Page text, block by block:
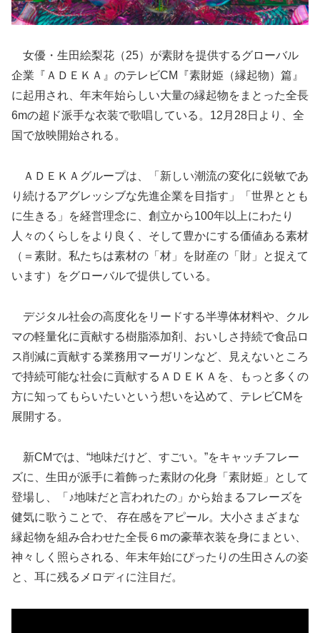
女優・生田絵梨花（25）が素財を提供するグローバル
企業『ＡＤＥＫＡ』のテレビCM『素財姫（縁起物）篇』
に起用され、年末年始らしい大量の縁起物をまとった全長
6mの超ド派手な衣装で歌唱している。12月28日より、全
国で放映開始される。
ＡＤＥＫＡグループは、「新しい潮流の変化に鋭敏であ
り続けるアグレッシブな先進企業を目指す」「世界ととも
に生きる」を経営理念に、創立から100年以上にわたり
人々のくらしをより良く、そして豊かにする価値ある素材
（＝素財。私たちは素材の「材」を財産の「財」と捉えて
います）をグローバルで提供している。
デジタル社会の高度化をリードする半導体材料や、クル
マの軽量化に貢献する樹脂添加剤、おいしさ持続で食品ロ
ス削減に貢献する業務用マーガリンなど、見えないところ
で持続可能な社会に貢献するＡＤＥＫＡを、もっと多くの
方に知ってもらいたいという想いを込めて、テレビCMを
展開する。
新CMでは、“地味だけど、すごい。”をキャッチフレー
ズに、生田が派手に着飾った素財の化身「素財姫」として
登場し、「♪地味だと言われたの」から始まるフレーズを
健気に歌うことで、 存在感をアピール。大小さまざまな
縁起物を組み合わせた全長６mの豪華衣装を身にまとい、
神々しく照らされる、年末年始にぴったりの生田さんの姿
と、耳に残るメロディに注目だ。